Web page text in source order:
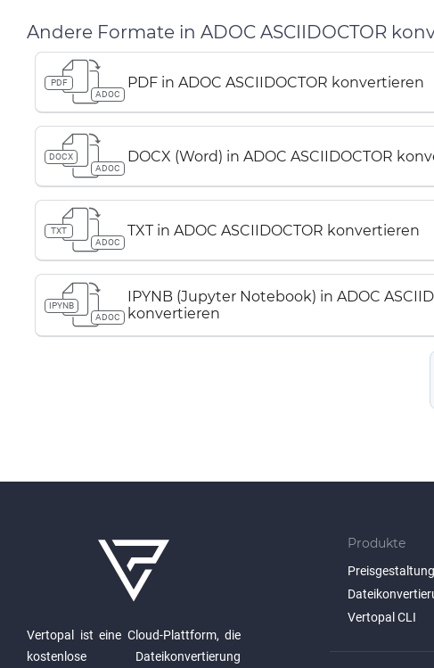
Andere Formate in ADOC ASCIIDOCTOR
PDF
ADOC
PDF in ADOC ASCIIDOCTOR konvertieren
DOCX
ADOC
DOCX (Word) in ADOC ASCIIDOCTOR
TXT
ADOC
TXT in ADOC ASCIIDOCTOR konvertieren
IPYNB
ADOC
IPYNB (Jupyter Notebook) in ADOC
konvertieren
Vertopal ist eine Cloud-Plattform, die
kostenlose Dateikonvertierung
Produkte
Preisgestaltung
Vertopal CLI